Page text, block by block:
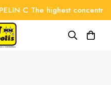
C The highest